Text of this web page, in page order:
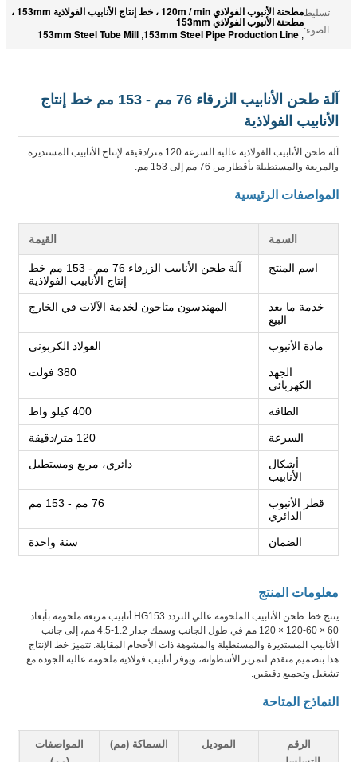
تسليط
الضوء:
مطحنة الأنبوب الفولاذي 120m / min ، خط إنتاج الأنابيب الفولاذية 153mm ،
مطحنة الأنبوب الفولاذي 153mm
,
153mm Steel Pipe Production Line
,
153mm Steel Tube Mill
آلة طحن الأنابيب الزرقاء 76 مم - 153 مم خط إنتاج
الأنابيب الفولاذية
آلة طحن الأنابيب الفولاذية عالية السرعة 120 متر/دقيقة لإنتاج الأنابيب المستديرة
والمربعة والمستطيلة بأقطار من 76 مم إلى 153 مم.
المواصفات الرئيسية
السمة القيمة
اسم المنتج
آلة طحن الأنابيب الزرقاء 76 مم - 153 مم خط
إنتاج الأنابيب الفولاذية
خدمة ما بعد
البيع
المهندسون متاحون لخدمة الآلات في الخارج
مادة الأنبوب الفولاذ الكربوني
الجهد
الكهربائي
380 فولت
الطاقة 400 كيلو واط
السرعة 120 متر/دقيقة
أشكال
الأنابيب
دائري، مربع ومستطيل
قطر الأنبوب
الدائري
76 مم - 153 مم
الضمان سنة واحدة
معلومات المنتج
ينتج خط طحن الأنابيب الملحومة عالي التردد HG153 أنابيب مربعة ملحومة بأبعاد
60 × 60-120 × 120 مم في طول الجانب وسمك جدار 1.2-4.5 مم، إلى جانب
الأنابيب المستديرة والمستطيلة والمشوهة ذات الأحجام المقابلة. تتميز خط الإنتاج
هذا بتصميم متقدم لتمرير الأسطوانة، ويوفر أنابيب فولاذية ملحومة عالية الجودة مع
تشغيل وتجميع دقيقين.
النماذج المتاحة
الرقم
الموديل السماكة (مم)
المواصفات